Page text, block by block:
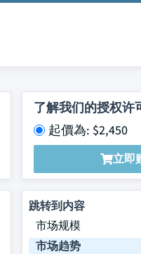
了解我们的授权许
起價為: $2,450
立即
跳转到内容
市场规模
市场趋势